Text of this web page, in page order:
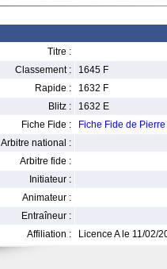
Titre :
Classement :
1645 F
Rapide :
1632 F
Blitz :
1632 E
Fiche Fide :
Fiche Fide de
Arbitre national :
Arbitre fide :
Initiateur :
Animateur :
Entraîneur :
Affiliation :
Licence A le 11/02/